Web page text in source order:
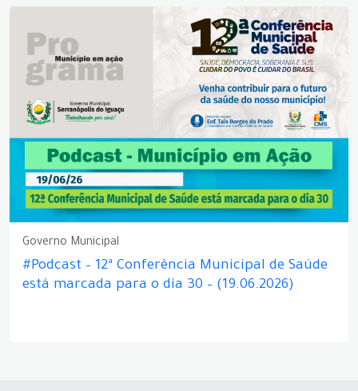
Governo Municipal
#Podcast – 12ª Conferência Municipal de Saúde
está marcada para o dia 30 – (19.06.2026)